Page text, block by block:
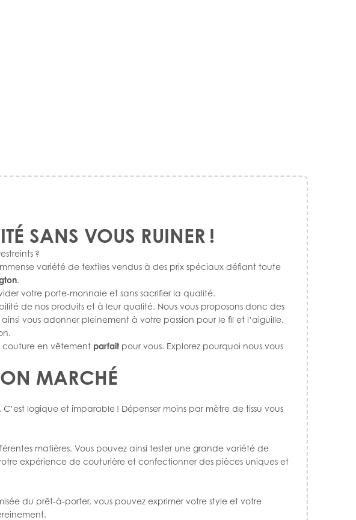
SANS VOUS RUINER !
?
variété de textiles vendus à des prix spéciaux défiant toute
.
votre porte-monnaie et sans sacrifier la qualité.
de nos produits et à leur qualité. Nous vous proposons donc des
vous adonner pleinement à votre passion pour le fil et l’aiguille.
couture en vêtement parfait pour vous. Explorez pourquoi nous vous
MARCHÉ
C’est logique et imparable ! Dépenser moins par mètre de tissu vous
matières. Vous pouvez ainsi tester une grande variété de
expérience de couturière et confectionner des pièces uniques et
du prêt-à-porter, vous pouvez exprimer votre style et votre